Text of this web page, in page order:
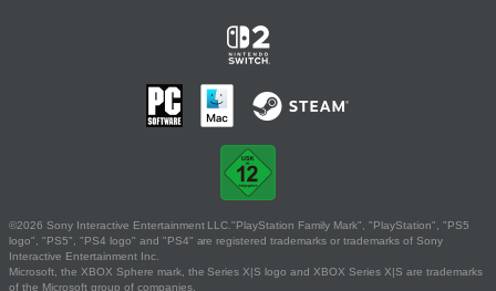
©2026 Sony Interactive Entertainment LLC."PlayStation Family Mark", "PlayStation", "PS5
logo", "PS5", "PS4 logo" and "PS4" are registered trademarks or trademarks of Sony
Interactive Entertainment Inc.
Microsoft, the XBOX Sphere mark, the Series X|S logo and XBOX Series X|S are trademarks
of the Microsoft group of companies.